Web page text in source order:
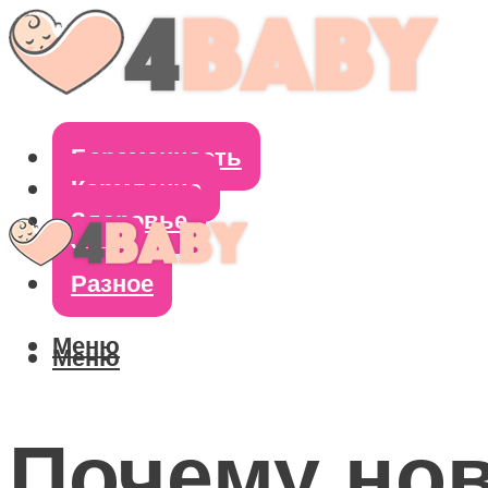
Беременность
Кормление
Здоровье
Уход
Разное
Меню
Меню